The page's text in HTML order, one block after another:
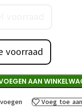
voorraad
AAN
Voeg toe